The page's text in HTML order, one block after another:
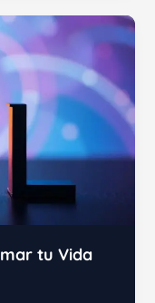
tu Vida